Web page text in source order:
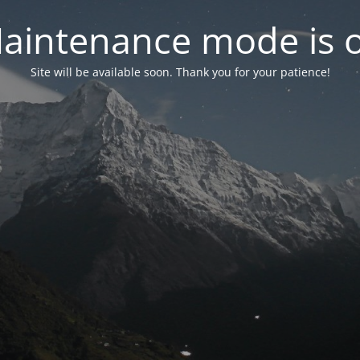
mode is
Site will be available soon. Thank you for your patience!